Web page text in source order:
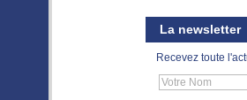
La newsletter
Recevez toute